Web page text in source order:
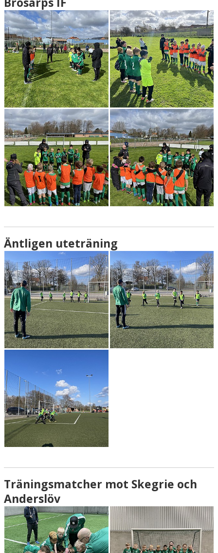
Äntligen uteträning
Träningsmatcher mot Skegrie och
Anderslöv